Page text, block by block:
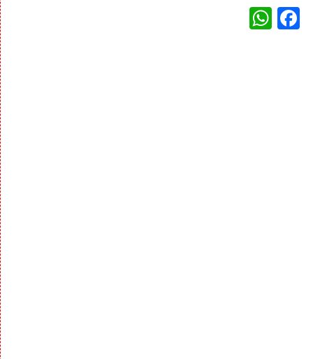
Facebook